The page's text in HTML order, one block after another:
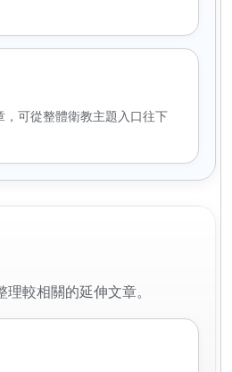
，可從整體衛教主題入口往下
較相關的延伸文章。